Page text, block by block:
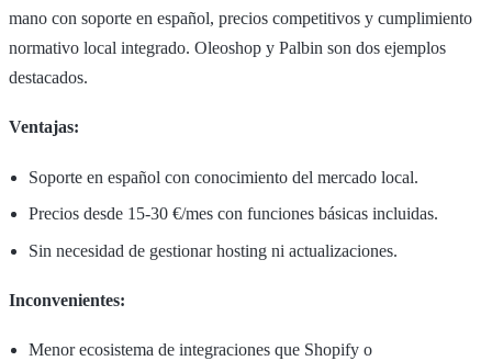
mano con soporte en español, precios competitivos y cumplimiento
normativo local integrado. Oleoshop y Palbin son dos ejemplos
destacados.
Ventajas:
Soporte en español con conocimiento del mercado local.
Precios desde 15-30 €/mes con funciones básicas incluidas.
Sin necesidad de gestionar hosting ni actualizaciones.
Inconvenientes:
Menor ecosistema de integraciones que Shopify o